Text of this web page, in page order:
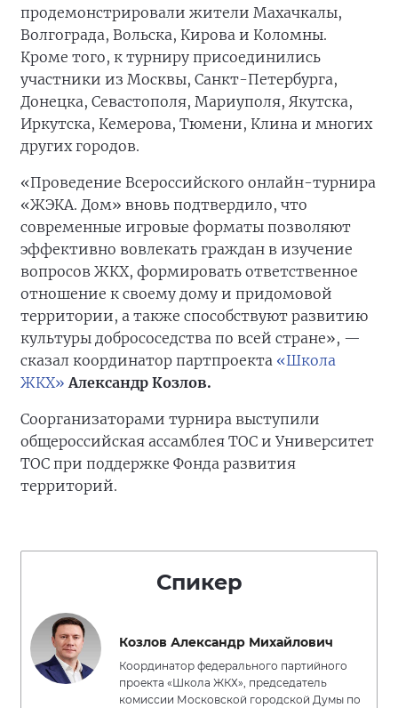
продемонстрировали жители Махачкалы,
Волгограда, Вольска, Кирова и Коломны.
Кроме того, к турниру присоединились
участники из Москвы, Санкт-Петербурга,
Донецка, Севастополя, Мариуполя, Якутска,
Иркутска, Кемерова, Тюмени, Клина и многих
других городов.
«Проведение Всероссийского онлайн-турнира
«ЖЭКА. Дом» вновь подтвердило, что
современные игровые форматы позволяют
эффективно вовлекать граждан в изучение
вопросов ЖКХ, формировать ответственное
отношение к своему дому и придомовой
территории, а также способствуют развитию
культуры добрососедства по всей стране», —
сказал координатор партпроекта «Школа
ЖКХ» Александр Козлов.
Соорганизаторами турнира выступили
общероссийская ассамблея ТОС и Университет
ТОС при поддержке Фонда развития
территорий.
Спикер
Козлов Александр Михайлович
Координатор федерального партийного
проекта «Школа ЖКХ», председатель
комиссии Московской городской Думы по